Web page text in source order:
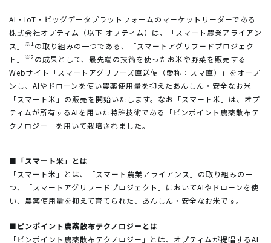
AI・IoT・ビッグデータプラットフォームのマーケットリーダーである
株式会社オプティム（以下 オプティム）は、「スマート農業アライアン
ス」
※1の取り組みの一つである、「スマートアグリフードプロジェク
ト」
※2の成果として、最先端の技術を使ったお米や野菜を販売する
Webサイト「スマートアグリフーズ直送便（愛称：スマ直）」をオープ
ンし、AIやドローンを使い農薬使用量を抑えたあんしん・安全なお米
「スマート米」の販売を開始いたします。なお「スマート米」は、オプ
ティムが所有するAIを用いた特許技術である「ピンポイント農薬散布テ
クノロジー」を用いて栽培されました。
■「スマート米」とは
「スマート米」とは、「スマート農業アライアンス」の取り組みの一
つ、「スマートアグリフードプロジェクト」においてAIやドローンを使
い、農薬使用量を抑えて育てられた、あんしん・安全なお米です。
■ピンポイント農薬散布テクノロジーとは
「ピンポイント農薬散布テクノロジー」とは、オプティムが提唱するAI